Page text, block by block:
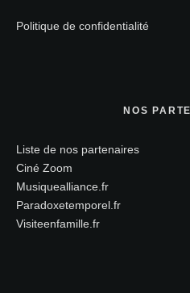
Politique de confidentialité
NOS
Liste de nos partenaires
Ciné Zoom
Musiquealliance.fr
Paradoxetemporel.fr
Visiteenfamille.fr